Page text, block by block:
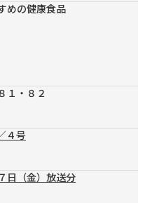
個人情報の保護に関する
めの健康食品
１・８２
４号
日（金）放送分